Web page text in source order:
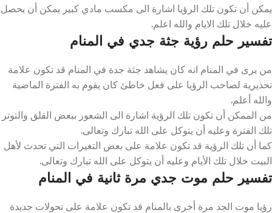
يمكن أن تكون تلك الرؤيا اشارة الى مكسب مادي كبير يمكن أن يحصل
عليه خلال تلك الايام والله اعلم.
تفسير حلم رؤية جثة جدي في المنام
من يرى في المنام انه كان يشاهد جثة جدة في المنام قد تكون علامة
تحذيرية لصاحب الرؤيا على فعل خاطئ كان يقوم به الفترة الماضية
والله أعلم.
من الممكن أن تكون تلك الرؤية اشارة الى الشعور ببعض القلق والتوتر
تلك الفترة وعليه أن يتوكل على الله تبارك وتعالى.
كما أن تلك الرؤية قد تكون علامة على بعض التغيرات التي تحدث لأهل
البيت خلال تلك الأيام وعليه أن يتوكل على الله تبارك وتعالى.
تفسير حلم موت جدي مرة ثانية في المنام
رؤيا موت الجد مرة أخرى بالمنام قد تكون علامة على تحولات جديدة